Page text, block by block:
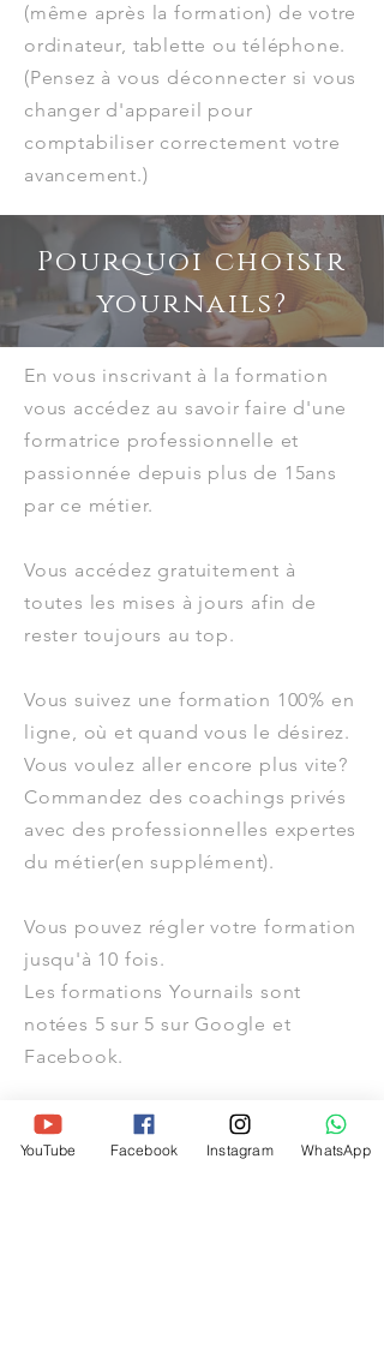
(même après la formation) de votre
ordinateur, tablette ou téléphone.
(Pensez à vous déconnecter si vous
changer d'appareil pour
comptabiliser correctement votre
avancement.)
Pourquoi choisir
yournails?
En vous inscrivant à la formation
vous accédez au savoir faire d'une
formatrice professionnelle et
passionnée depuis plus de 15ans
par ce métier.
Vous accédez gratuitement à
toutes les mises à jours afin de
rester toujours au top.
Vous suivez une formation 100% en
ligne, où et quand vous le désirez.
Vous voulez aller encore plus vite?
Commandez des coachings privés
avec des professionnelles expertes
du métier(en supplément).
Vous pouvez régler votre formation
jusqu'à 10 fois.
Les formations Yournails sont
notées 5 sur 5 sur Google et
Facebook.
Voir tous les avis
YouTube Facebook Instagram WhatsApp